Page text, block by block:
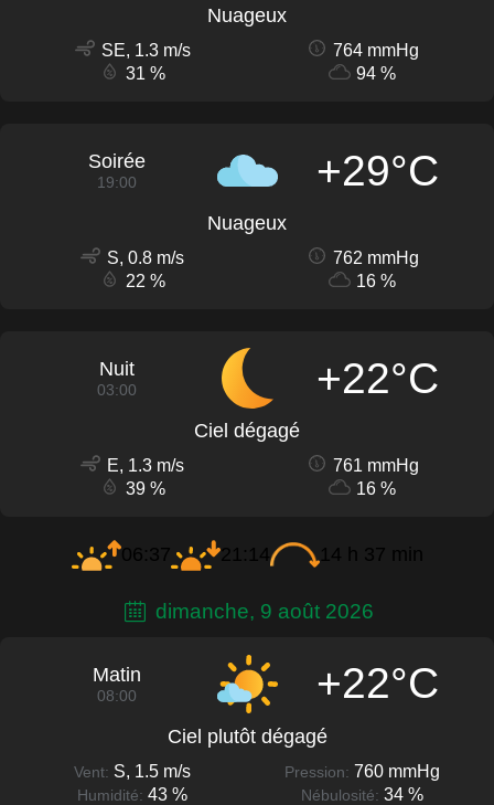
Nuageux
SE, 1.3 m/s
764 mmHg
31 %
94 %
Soirée
19:00 +29°C
Nuageux
S, 0.8 m/s
762 mmHg
22 %
16 %
Nuit
03:00 +22°C
Ciel dégagé
E, 1.3 m/s
761 mmHg
39 %
16 %
06:37 21:14 14 h 37 min
dimanche, 9 août 2026
Matin
08:00 +22°C
Ciel plutôt dégagé
Vent: S, 1.5 m/s Pression: 760 mmHg
Humidité: 43 % Nébulosité: 34 %